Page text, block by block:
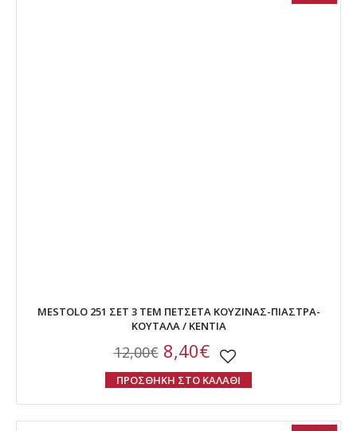
MESTOLO 251 ΣΕΤ 3 ΤΕΜ ΠΕΤΣΕΤΑ ΚΟΥΖΙΝΑΣ-ΠΙΑΣΤΡΑ-
ΚΟΥΤΑΛΑ / KENTIA
12,00€8,40€
ΠΡΟΣΘΗΚΗ ΣΤΟ ΚΑΛΑΘΙ